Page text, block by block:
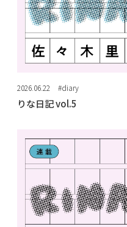
2026.06.22 #diary
りな日記 vol.5